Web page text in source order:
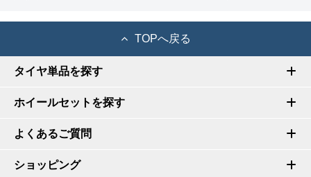
TOPへ戻る
タイヤ単品を探す
ホイールセットを探す
よくあるご質問
ショッピング